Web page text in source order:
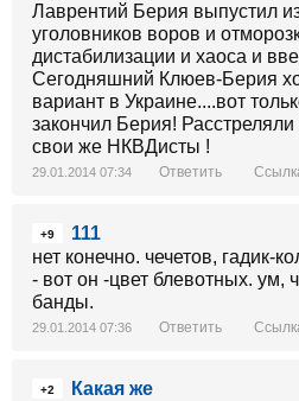
Лаврентий Берия выпустил
уголовников воров и
дистабилизации и хаоса и
Сегодняшний Клюев-Берия
вариант в Украине....вот
закончил Берия! Расстреляли
свои же НКВДисты !
29.01.2014 07:34 Ответить
+9
111
нет конечно. чечетов, гадик-
- вот он -цвет блевотных. ум,
банды.
29.01.2014 07:36 Ответить
+2
Какая же